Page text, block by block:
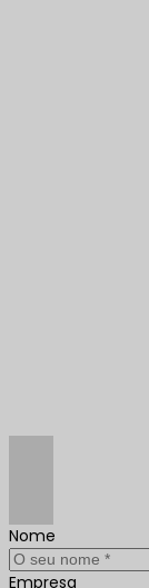
Nome
Empresa